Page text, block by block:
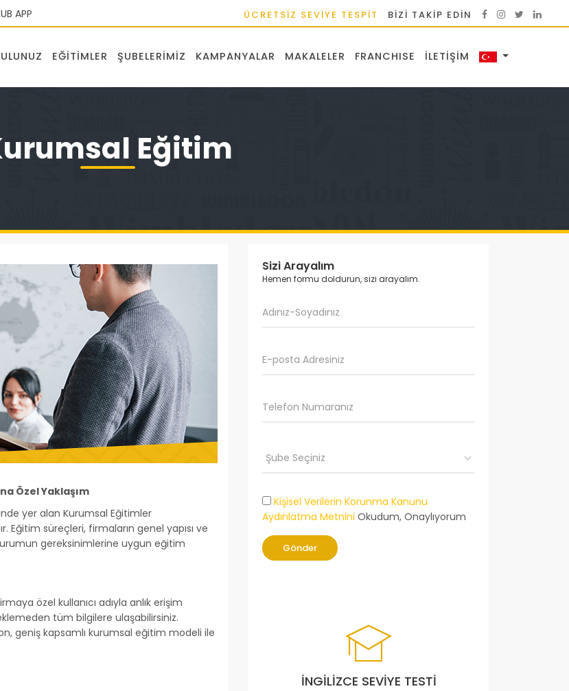
APP ÜCRETSİZ SEVİYE TESPİT BIZI TAKIP EDIN
EĞITIMLER ŞUBELERIMIZ KAMPANYALAR MAKALELER FRANCHISE İLETIŞIM
Eğitim
Sizi Arayalım
Hemen formu doldurun, sizi arayalım.
Kişisel Verilerin Korunma Kanunu
Aydınlatma Metnini Okudum, Onaylıyorum
Gönder
İNGILIZCE SEVIYE TESTI
Özel Yaklaşım
yer alan Kurumsal Eğitimler
süreçleri, firmaların genel yapısı ve
gereksinimlerine uygun eğitim
özel kullanıcı adıyla anlık erişim
tüm bilgilere ulaşabilirsiniz.
geniş kapsamlı kurumsal eğitim modeli ile